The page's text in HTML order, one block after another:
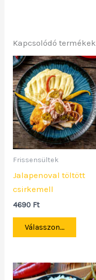
Kapcsolódó termékek
Frissensültek
Jalapenoval töltött
csirkemell
4690 Ft
Válasszon...